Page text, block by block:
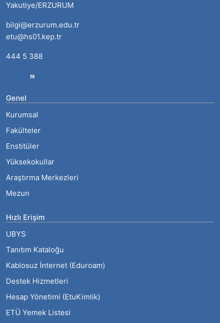
Yakutiye/ERZURUM
bilgi@erzurum.edu.tr
etu@hs01.kep.tr
444 5 388
Genel
Kurumsal
Fakülteler
Enstitüler
Yüksekokullar
Araştırma Merkezleri
Mezun
Hızlı Erişim
UBYS
Tanıtım Kataloğu
Kablosuz İnternet (Eduroam)
Destek Hizmetleri
Hesap Yönetimi (EtuKimlik)
ETÜ Yemek Listesi